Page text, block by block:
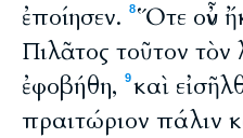
ἐποίησεν.
8Ὅτε οὖν
Πιλᾶτος τοῦτον
ἐφοβήθη,
9καὶ
πραιτώριον πάλιν